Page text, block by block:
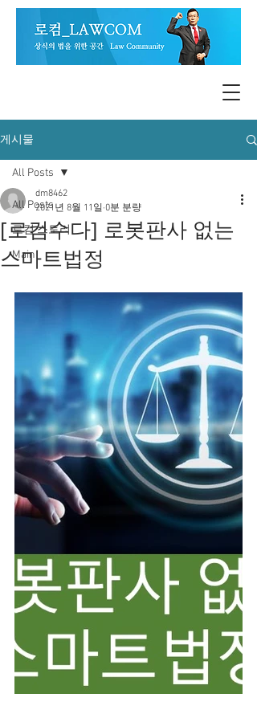
게시물
All Posts
로컴 스토리
Main
All Posts
[로컴수다] 로봇판사 없는
스마트법정
dm8462
2021년 8월 11일 0분 분량